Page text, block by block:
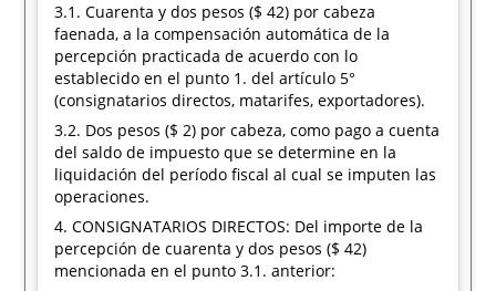
3.1. Cuarenta y dos pesos ($ 42) por cabeza
faenada, a la compensación automática de la
percepción practicada de acuerdo con lo
establecido en el punto 1. del artículo 5°
(consignatarios directos, matarifes, exportadores).
3.2. Dos pesos ($ 2) por cabeza, como pago a cuenta
del saldo de impuesto que se determine en la
liquidación del período fiscal al cual se imputen las
operaciones.
4. CONSIGNATARIOS DIRECTOS: Del importe de la
percepción de cuarenta y dos pesos ($ 42)
mencionada en el punto 3.1. anterior: